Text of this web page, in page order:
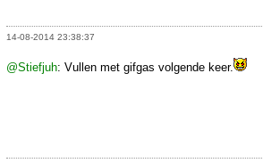
14-08-2014 23:38:37
@Stiefjuh: Vullen met gifgas volgende keer.